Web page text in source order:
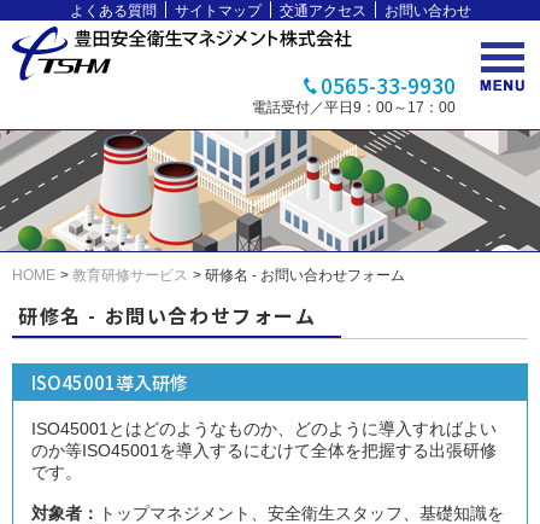
よくある質問 サイトマップ 交通アクセス お問い合わせ
0565-33-9930
電話受付／平日9：00～17：00
HOME 教育研修サービス 研修名 - お問い合わせフォーム
研修名 - お問い合わせフォーム
ISO45001導入研修
ISO45001とはどのようなものか、どのように導入すればよい
のか等ISO45001を導入するにむけて全体を把握する出張研修
です。
対象者：
トップマネジメント、安全衛生スタッフ、基礎知識を